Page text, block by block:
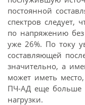
постоянной
спектров следует,
по напряжению
уже 26%. По току
составляющей
значительно, а
может иметь
ПЧ-АД еще больше
нагрузки.